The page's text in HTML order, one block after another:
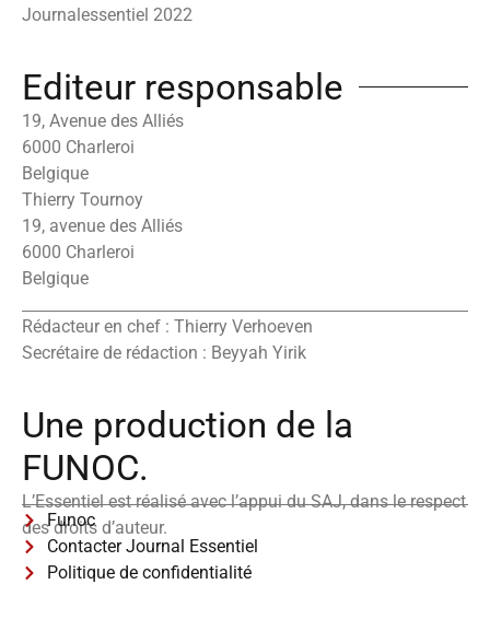
Journalessentiel 2022
Editeur responsable
19, Avenue des Alliés
6000 Charleroi
Belgique
Thierry Tournoy
19, avenue des Alliés
6000 Charleroi
Belgique
Rédacteur en chef : Thierry Verhoeven
Secrétaire de rédaction : Beyyah Yirik
Une production de la
FUNOC.
L’Essentiel est réalisé avec l’appui du SAJ, dans le respect
des droits d’auteur.
Funoc
Contacter Journal Essentiel
Politique de confidentialité